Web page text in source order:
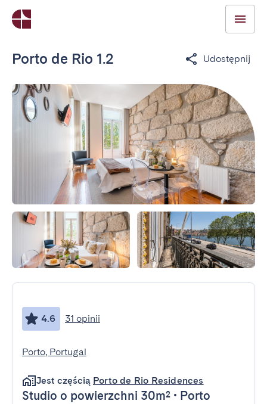
Porto de Rio 1.2 Udostępnij
4.6 31 opinii
Porto, Portugal
Jest częścią Porto de Rio Residences
Studio o powierzchni 30m² • Porto